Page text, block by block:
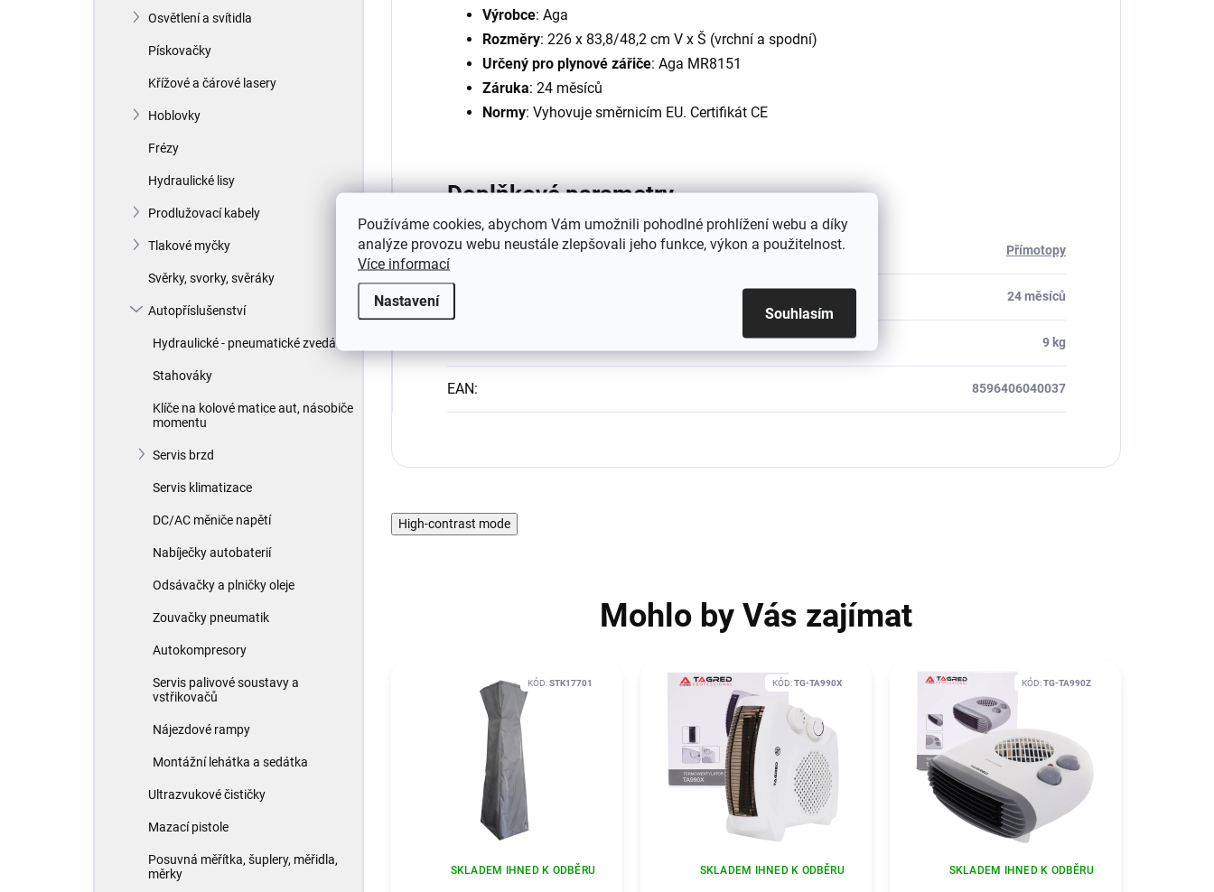
Používáme cookies, abychom Vám umožnili pohodlné prohlížení webu a díky
analýze provozu webu neustále zlepšovali jeho funkce, výkon a použitelnost.
Více informací
Nastavení
Souhlasím
Osvětlení a svítidla
Pískovačky
Křížové a čárové lasery
Hoblovky
Frézy
Hydraulické lisy
Prodlužovací kabely
Tlakové myčky
Svěrky, svorky, svěráky
Autopříslušenství
Hydraulické - pneumatické zvedáky
Stahováky
Klíče na kolové matice aut, násobiče
momentu
Servis brzd
Servis klimatizace
DC/AC měniče napětí
Nabíječky autobaterií
Odsávačky a plničky oleje
Zouvačky pneumatik
Autokompresory
Servis palivové soustavy a
vstřikovačů
Nájezdové rampy
Montážní lehátka a sedátka
Ultrazvukové čističky
Mazací pistole
Posuvná měřítka, šuplery, měřidla,
měrky
Výrobce: Aga
Rozměry: 226 x 83,8/48,2 cm V x Š (vrchní a spodní)
Určený pro plynové zářiče: Aga MR8151
Záruka: 24 měsíců
Normy: Vyhovuje směrnicím EU. Certifikát CE
Doplňkové parametry
Kategorie: Přímotopy
24 měsíců
9 kg
EAN: 8596406040037
High-contrast mode
Mohlo by Vás zajímat
SKLADEM IHNED K ODBĚRU
KÓD:STK17701
SKLADEM IHNED K ODBĚRU
KÓD:TG-TA990X
SKLADEM IHNED K ODBĚRU
KÓD:TG-TA990Z